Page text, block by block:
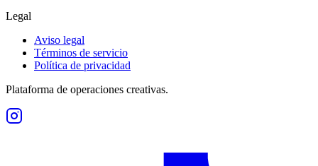
Legal
Aviso legal
Términos de servicio
Política de privacidad
Plataforma de operaciones creativas.